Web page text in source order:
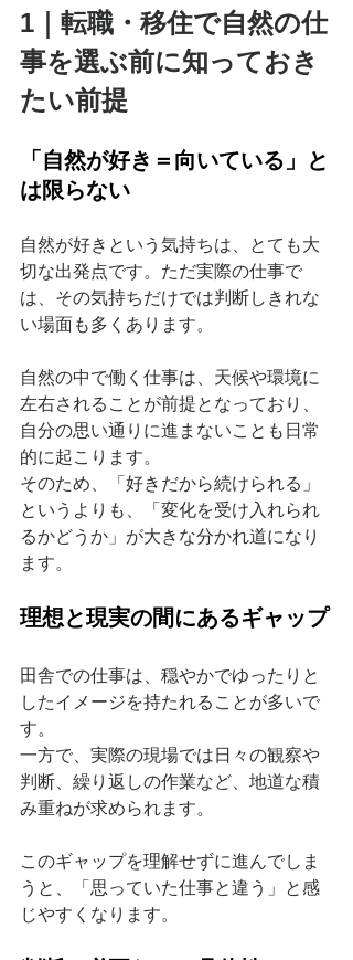
1｜転職・移住で自然の仕
事を選ぶ前に知っておき
たい前提
「自然が好き＝向いている」と
は限らない
自然が好きという気持ちは、とても大
切な出発点です。ただ実際の仕事で
は、その気持ちだけでは判断しきれな
い場面も多くあります。
自然の中で働く仕事は、天候や環境に
左右されることが前提となっており、
自分の思い通りに進まないことも日常
的に起こります。
そのため、「好きだから続けられる」
というよりも、「変化を受け入れられ
るかどうか」が大きな分かれ道になり
ます。
理想と現実の間にあるギャップ
田舎での仕事は、穏やかでゆったりと
したイメージを持たれることが多いで
す。
一方で、実際の現場では日々の観察や
判断、繰り返しの作業など、地道な積
み重ねが求められます。
このギャップを理解せずに進んでしま
うと、「思っていた仕事と違う」と感
じやすくなります。